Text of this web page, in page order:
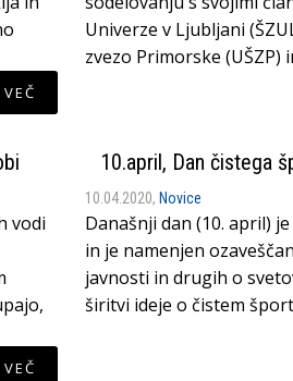
Univerze v Ljubljani
zvezo Primorske (UŠZP)
vodi
10.april, Dan čistega
10.04.2020, Novice
Današnji dan (10. april)
in je namenjen
javnosti in drugih o
širitvi ideje o čistem